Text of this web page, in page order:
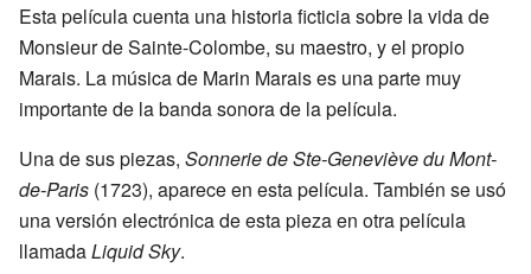
Esta película cuenta una historia ficticia sobre la vida de
Monsieur de Sainte-Colombe, su maestro, y el propio
Marais. La música de Marin Marais es una parte muy
importante de la banda sonora de la película.
Una de sus piezas, Sonnerie de Ste-Geneviève du Mont-
de-Paris (1723), aparece en esta película. También se usó
una versión electrónica de esta pieza en otra película
llamadaLiquid Sky.